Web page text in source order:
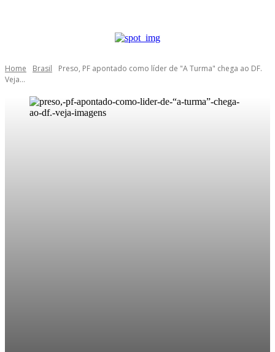
Home Brasil
Preso, PF apontado como líder de "A Turma" chega ao DF.
Veja...